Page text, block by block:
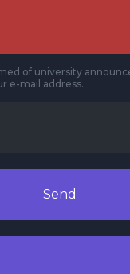
of university
e-mail address.
Send